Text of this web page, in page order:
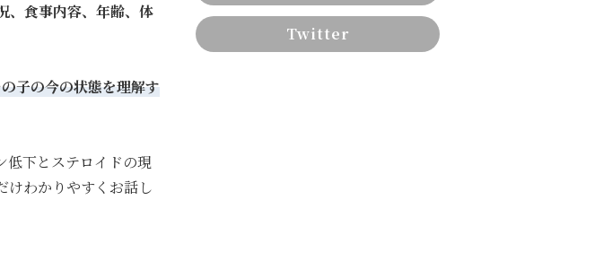
、食事内容、年齢、体
子の今の状態を理解す
低下とステロイドの現
けわかりやすくお話し
Twitter